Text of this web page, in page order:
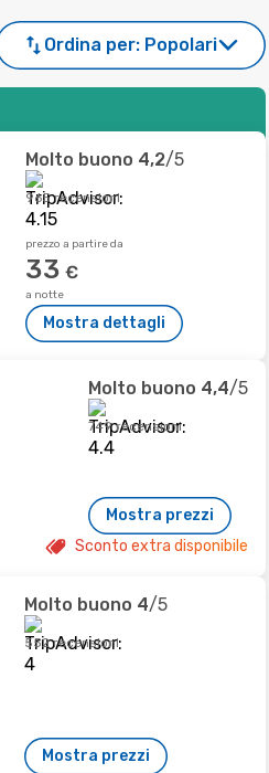
Ordina per: Popolari
Molto buono 4,2/5
965 recensioni
prezzo a partire da
33 €
a notte
Mostra dettagli
Molto buono 4,4/5
749 recensioni
Mostra prezzi
Sconto extra disponibile
Molto buono 4/5
552 recensioni
Mostra prezzi